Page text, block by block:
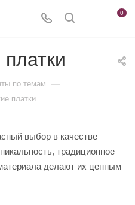
0
по темам —
платки
выбор в качестве
традиционное
делают их ценным